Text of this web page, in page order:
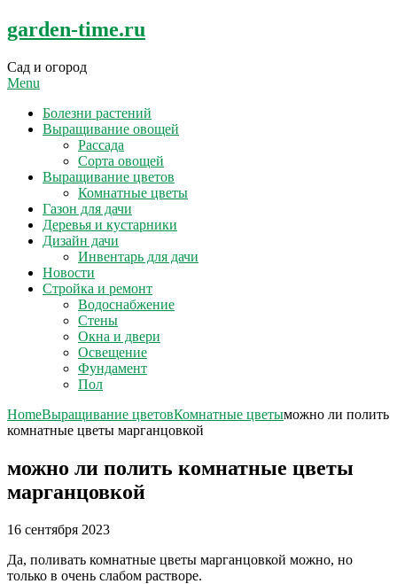
Skip
to
garden-time.ru
Сад и огород
Menu
Болезни растений
Выращивание овощей
Рассада
Сорта овощей
Выращивание цветов
Комнатные цветы
Газон для дачи
Деревья и кустарники
Дизайн дачи
Инвентарь для дачи
Новости
Стройка и ремонт
Водоснабжение
Стены
Окна и двери
Освещение
Фундамент
Пол
HomeВыращивание цветовКомнатные цветыможно ли полить
комнатные цветы марганцовкой
можно ли полить комнатные цветы
марганцовкой
16 сентября 2023
Да, поливать комнатные цветы марганцовкой можно, но
только в очень слабом растворе.